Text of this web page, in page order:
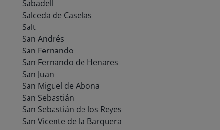
Sabadell
Salceda de Caselas
Salt
San Andrés
San Fernando
San Fernando de Henares
San Juan
San Miguel de Abona
San Sebastián
San Sebastián de los Reyes
San Vicente de la Barquera